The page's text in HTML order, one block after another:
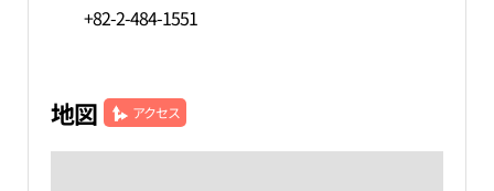
+82-2-484-1551
地図 アクセス